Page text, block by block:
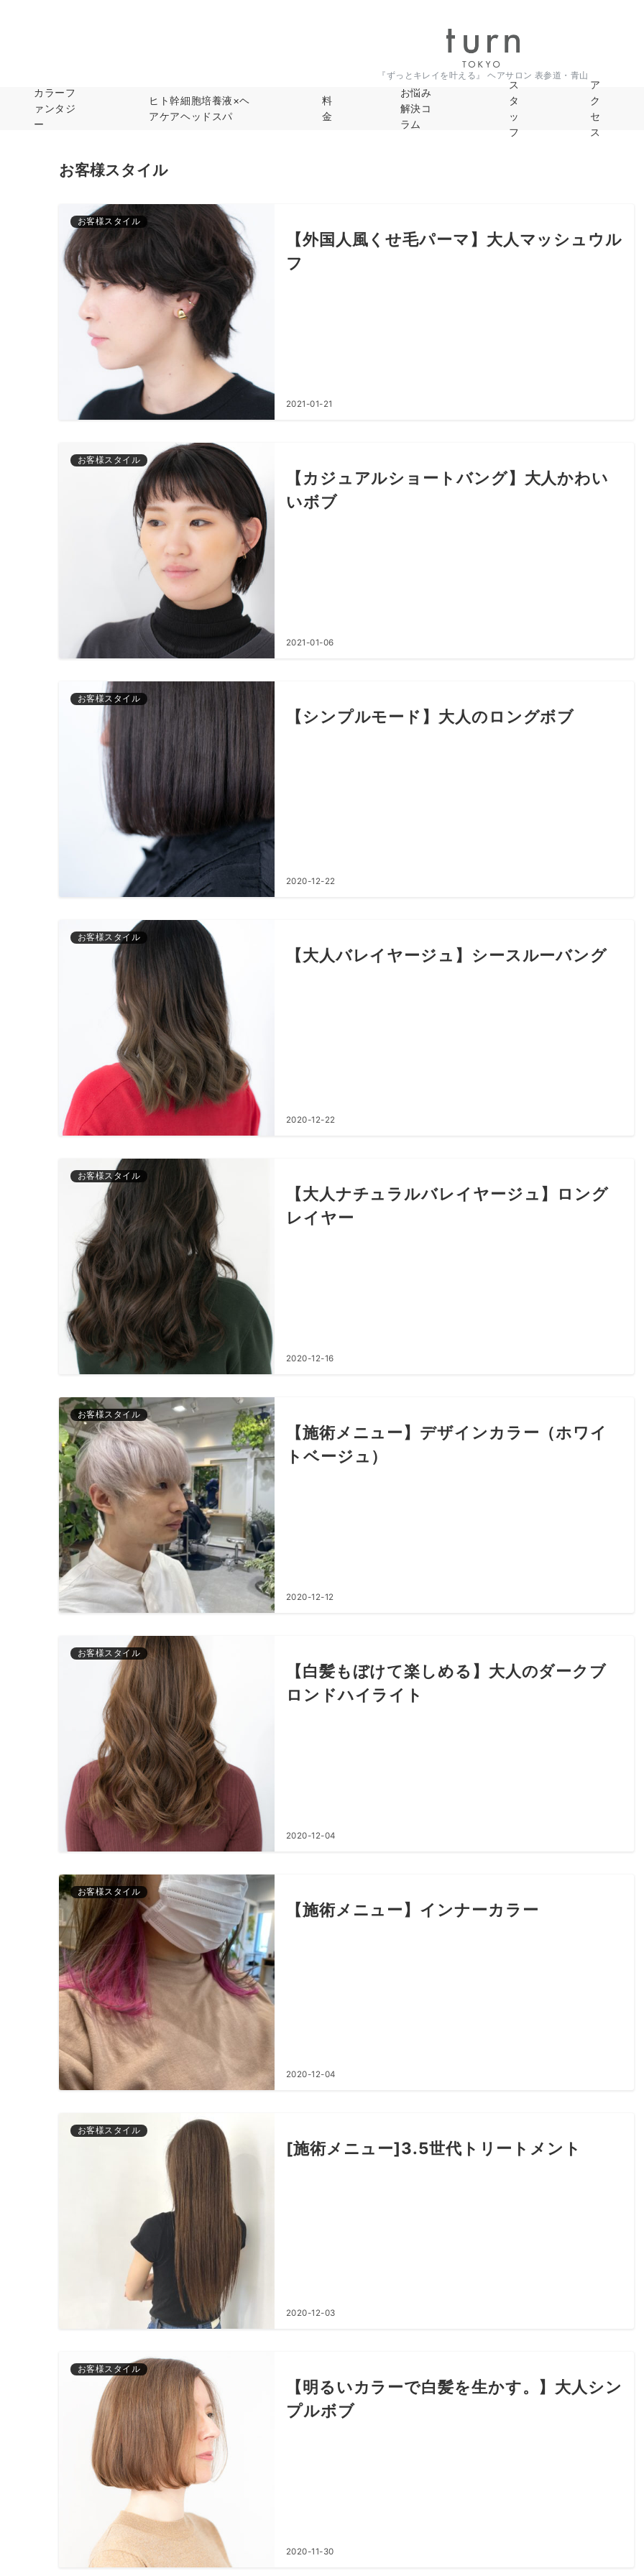
『ずっとキレイを叶える』 ヘアサロン 表参道・青山
カラーフ
ァンタジ
ー
ヒト幹細胞培養液×ヘ
アケアヘッドスパ
料
金
お悩み
解決コ
ラム
ス
タ
ッ
フ
ア
ク
セ
ス
お客様スタイル
お客様スタイル
【外国人風くせ毛パーマ】大人マッシュウル
フ
2021-01-21
お客様スタイル
【カジュアルショートバング】大人かわい
いボブ
2021-01-06
お客様スタイル
【シンプルモード】大人のロングボブ
2020-12-22
お客様スタイル
【大人バレイヤージュ】シースルーバング
2020-12-22
お客様スタイル
【大人ナチュラルバレイヤージュ】ロング
レイヤー
2020-12-16
お客様スタイル
【施術メニュー】デザインカラー（ホワイ
トベージュ）
2020-12-12
お客様スタイル
【白髪もぼけて楽しめる】大人のダークブ
ロンドハイライト
2020-12-04
お客様スタイル
【施術メニュー】インナーカラー
2020-12-04
お客様スタイル
[施術メニュー]3.5世代トリートメント
2020-12-03
お客様スタイル
【明るいカラーで白髪を生かす。】大人シン
プルボブ
2020-11-30